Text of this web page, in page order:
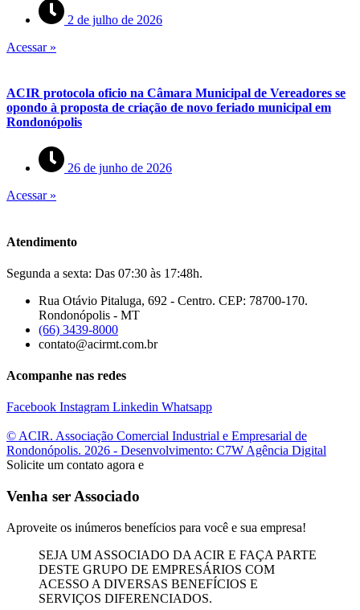
2 de julho de 2026
Acessar »
ACIR protocola oficio na Câmara Municipal de Vereadores se
opondo à proposta de criação de novo feriado municipal em
Rondonópolis
26 de junho de 2026
Acessar »
Atendimento
Segunda a sexta: Das 07:30 às 17:48h.
Rua Otávio Pitaluga, 692 - Centro. CEP: 78700-170.
Rondonópolis - MT
(66) 3439-8000
contato@acirmt.com.br
Acompanhe nas redes
Facebook Instagram Linkedin Whatsapp
© ACIR. Associação Comercial Industrial e Empresarial de
Rondonópolis. 2026 - Desenvolvimento: C7W Agência Digital
Solicite um contato agora e
Venha ser Associado
Aproveite os inúmeros benefícios para você e sua empresa!
SEJA UM ASSOCIADO DA ACIR E FAÇA PARTE
DESTE GRUPO DE EMPRESÁRIOS COM
ACESSO A DIVERSAS BENEFÍCIOS E
SERVIÇOS DIFERENCIADOS.